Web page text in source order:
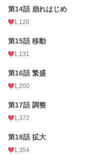
第14話 崩れはじめ
1,120
第15話 移動
1,131
第16話 繁盛
1,200
第17話 調整
1,372
第18話 拡大
1,354